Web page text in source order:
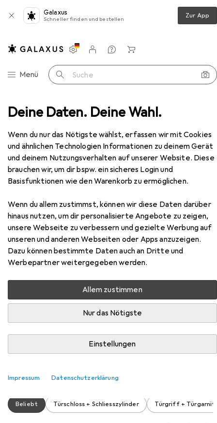
Deine Daten. Deine Wahl.
Wenn du nur das Nötigste wählst, erfassen wir mit Cookies
und ähnlichen Technologien Informationen zu deinem Gerät
und deinem Nutzungsverhalten auf unserer Website. Diese
brauchen wir, um dir bspw. ein sicheres Login und
Basisfunktionen wie den Warenkorb zu ermöglichen.
Wenn du allem zustimmst, können wir diese Daten darüber
hinaus nutzen, um dir personalisierte Angebote zu zeigen,
unsere Webseite zu verbessern und gezielte Werbung auf
unseren und anderen Webseiten oder Apps anzuzeigen.
Dazu können bestimmte Daten auch an Dritte und
Werbepartner weitergegeben werden.
Allem zustimmen
Nur das Nötigste
Einstellungen
Impressum Datenschutzerklärung
Galaxus
Schneller finden und bestellen Zur App
Navigation nach Kategorien
Menü Suche
Einstellungen
Kundenkonto
Vergleichslisten
Merklisten
Warenkorb
+ Schliesszylinder Glutz Einsteckschlösser 1106
Einsteckschloss
Zubehör für Glutz
Einsteckschlösser 1106
Hier findest du passendes Zubehör zum Produkt Glutz
Beliebt Türschloss + Schliesszylinder Türgriff +